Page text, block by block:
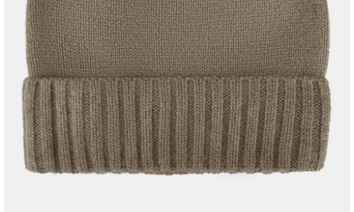
Адреса магазинов
Москва